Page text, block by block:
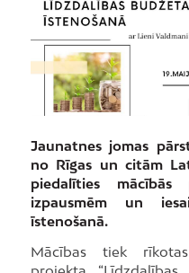
Jaunatnes jomas
no Rīgas un citām
piedalīties mācībās
izpausmēm un
īstenošanā.
Mācības tiek